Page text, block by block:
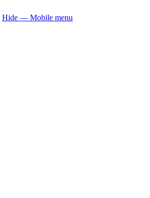
Hide — Mobile menu